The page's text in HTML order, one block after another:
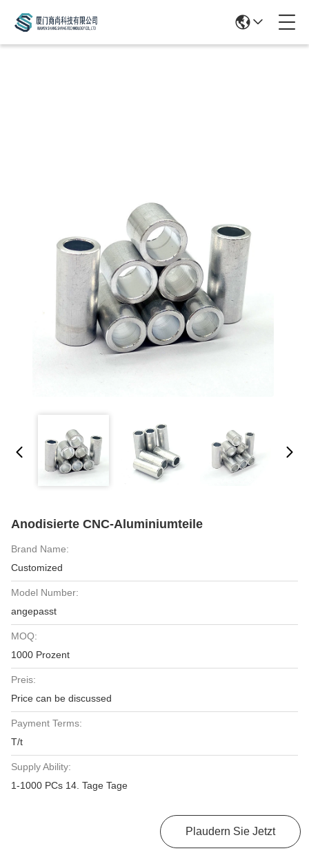
Anodisierte CNC-Aluminiumteile
Brand Name:
Customized
Model Number:
angepasst
MOQ:
1000 Prozent
Preis:
Price can be discussed
Payment Terms:
T/t
Supply Ability:
1-1000 PCs 14. Tage Tage
Plaudern Sie Jetzt